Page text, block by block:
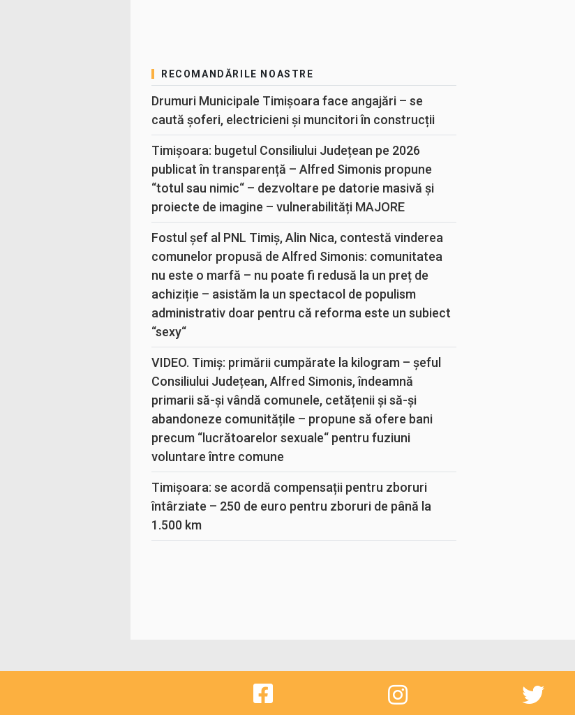
RECOMANDĂRILE NOASTRE
Drumuri Municipale Timișoara face angajări – se
caută șoferi, electricieni și muncitori în construcții
Timișoara: bugetul Consiliului Județean pe 2026
publicat în transparență – Alfred Simonis propune
“totul sau nimic“ – dezvoltare pe datorie masivă și
proiecte de imagine – vulnerabilități MAJORE
Fostul șef al PNL Timiș, Alin Nica, contestă vinderea
comunelor propusă de Alfred Simonis: comunitatea
nu este o marfă – nu poate fi redusă la un preț de
achiziție – asistăm la un spectacol de populism
administrativ doar pentru că reforma este un subiect
“sexy“
VIDEO. Timiș: primării cumpărate la kilogram – șeful
Consiliului Județean, Alfred Simonis, îndeamnă
primarii să-și vândă comunele, cetățenii și să-și
abandoneze comunitățile – propune să ofere bani
precum “lucrătoarelor sexuale“ pentru fuziuni
voluntare între comune
Timișoara: se acordă compensații pentru zboruri
întârziate – 250 de euro pentru zboruri de până la
1.500 km